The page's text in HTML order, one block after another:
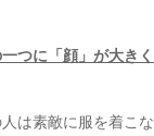
つに「顔」が大き
は素敵に服を着こ